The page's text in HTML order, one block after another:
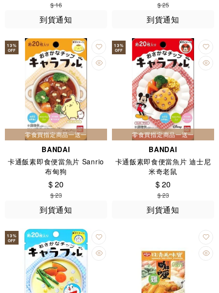
$ 16
到貨通知
$ 25
到貨通知
13%
OFF
零食買指定商品一送一
BANDAI
卡通飯素即食便當魚片 Sanrio
布甸狗
$ 20
$ 23
到貨通知
13%
OFF
零食買指定商品一送一
BANDAI
卡通飯素即食便當魚片 迪士尼
米奇老鼠
$ 20
$ 23
到貨通知
13%
OFF